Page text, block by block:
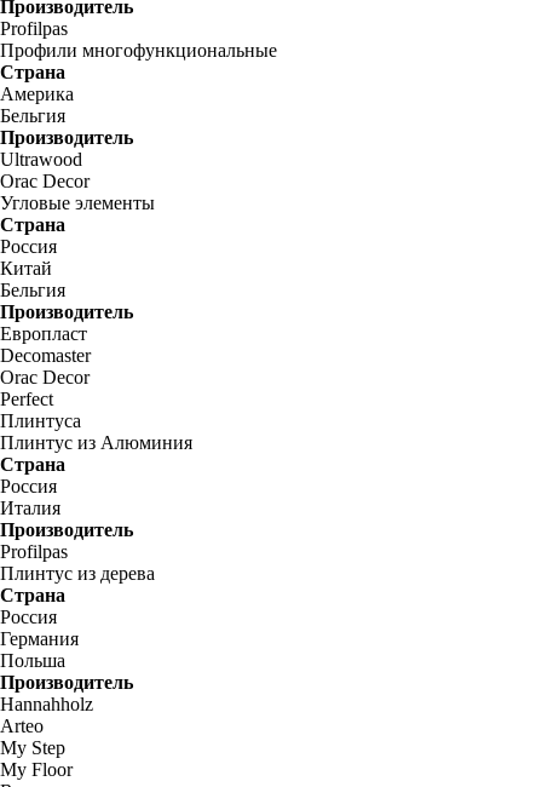
Производитель
Profilpas
Профили многофункциональные
Страна
Америка
Бельгия
Производитель
Ultrawood
Orac Decor
Угловые элементы
Страна
Россия
Китай
Бельгия
Производитель
Европласт
Decomaster
Orac Decor
Perfect
Плинтуса
Плинтус из Алюминия
Страна
Россия
Италия
Производитель
Profilpas
Плинтус из дерева
Страна
Россия
Германия
Польша
Производитель
Hannahholz
Arteo
My Step
My Floor